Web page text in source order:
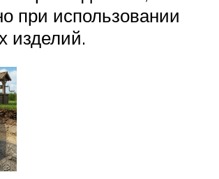
при использовании
изделий.